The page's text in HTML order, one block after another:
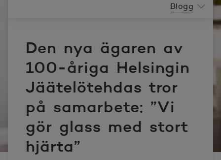
Den nya ägaren av
100-åriga Helsingin
Jäätelötehdas tror
på samarbete: ”Vi
gör glass med stort
hjärta”
Blogg